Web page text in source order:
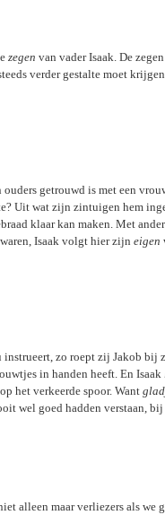
zegen van vader Isaak. De
verder gestalte moet
getrouwd is met een
Uit wat zijn zintuigen hem
klaar kan maken. Met
Isaak volgt hier zijn eigen
instrueert, zo roept zij Jakob
in handen heeft. En Isaak
het verkeerde spoor. Want
wel goed hadden verstaan,
alleen maar verliezers als we